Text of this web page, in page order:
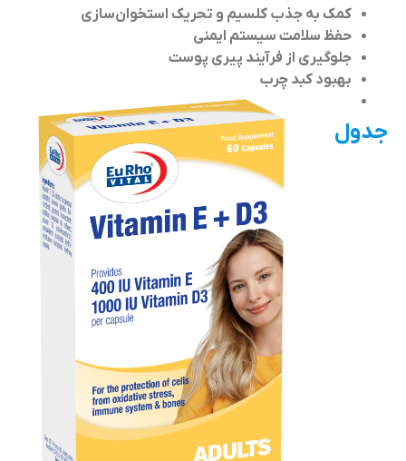
کمک به جذب کلسیم و تحریک استخوان‌سازی
حفظ سلامت سیستم ایمنی
جلوگیری از فرآیند پیری پوست
بهبود کبد چرب
جدول